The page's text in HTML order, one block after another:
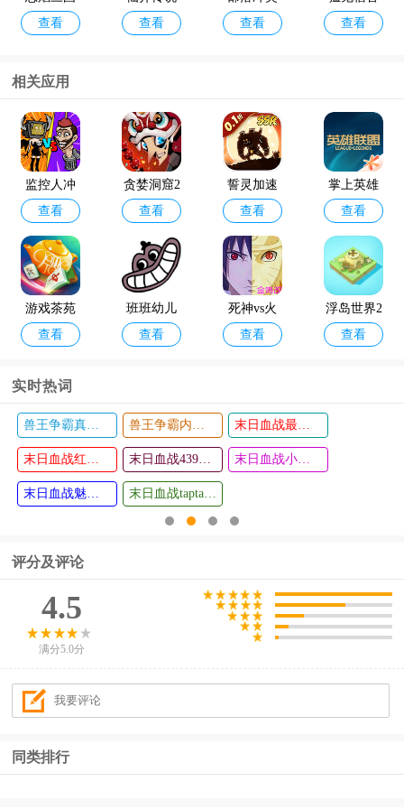
杀oppo版
查看
手游taptap
查看
破解版202
查看
最新版破
查看
咸鱼之王
最新版本
查看
金铲铲之
战体验服
官方版202
4
查看
相关应用
监控人冲
突游戏
查看
贪婪洞窟2
云游戏
查看
誓灵加速
版
查看
掌上英雄
联盟最新
版2024
查看
游戏茶苑
大厅手机
新版
查看
班班幼儿
园4官方版
查看
死神vs火
影金鸣改
查看
浮岛世界2
免广告
查看
fifa14游戏
查看
拉娜星球
查看
实时热词
评分及评论
4.5
满分5.0分
同类排行